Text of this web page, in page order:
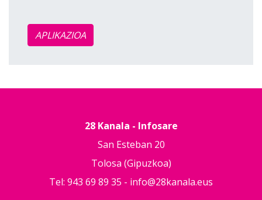
APLIKAZIOA
28 Kanala - Infosare
San Esteban 20
Tolosa (Gipuzkoa)
Tel: 943 69 89 35 - info@28kanala.eus